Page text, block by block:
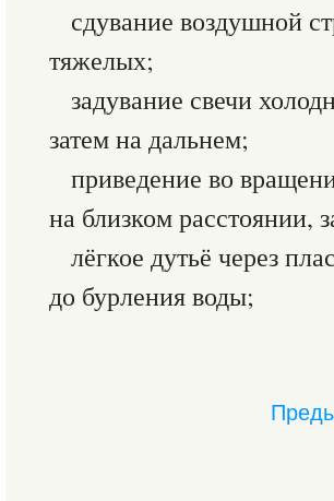
сдувание воздушной
тяжелых;
задувание свечи
затем на дальнем;
приведение во
на близком расстоянии,
лёгкое дутьё через
до бурления воды;